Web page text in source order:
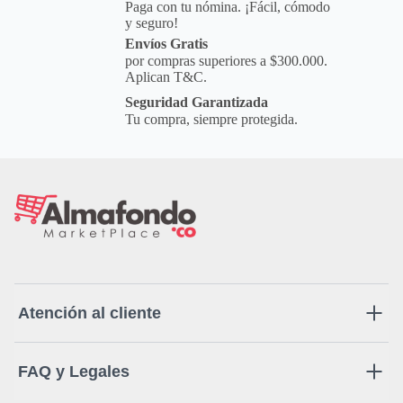
Paga con tu nómina. ¡Fácil, cómodo
y seguro!
Envíos Gratis
por compras superiores a $300.000.
Aplican T&C.
Seguridad Garantizada
Tu compra, siempre protegida.
Atención al cliente
FAQ y Legales